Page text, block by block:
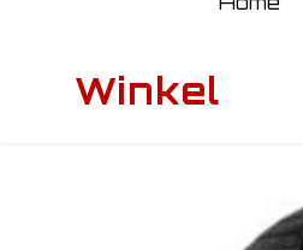
Winkel